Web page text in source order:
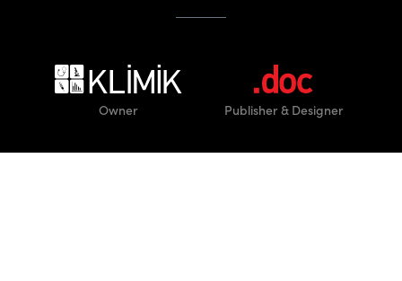
Owner Publisher& Designer